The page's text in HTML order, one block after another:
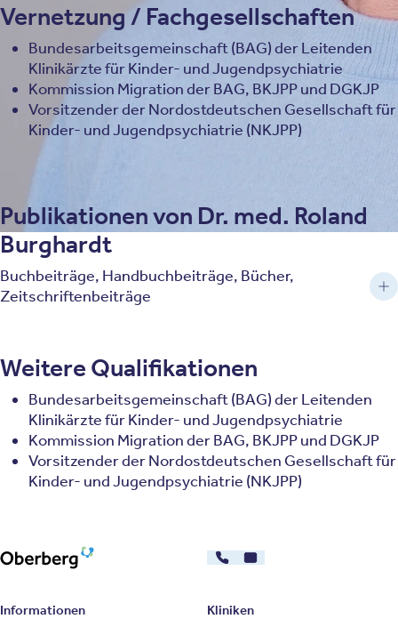
Vernetzung / Fachgesellschaften
Bundesarbeitsgemeinschaft (BAG) der Leitenden
Klinikärzte für Kinder- und Jugendpsychiatrie
Kommission Migration der BAG, BKJPP und DGKJP
Vorsitzender der Nordostdeutschen Gesellschaft für
Kinder- und Jugendpsychiatrie (NKJPP)
Publikationen von Dr. med. Roland
Burghardt
Buchbeiträge, Handbuchbeiträge, Bücher,
Zeitschriftenbeiträge
Weitere Qualifikationen
Bundesarbeitsgemeinschaft (BAG) der Leitenden
Klinikärzte für Kinder- und Jugendpsychiatrie
Kommission Migration der BAG, BKJPP und DGKJP
Vorsitzender der Nordostdeutschen Gesellschaft für
Kinder- und Jugendpsychiatrie (NKJPP)
030 - 26478607
Kontakt
Informationen
Kliniken